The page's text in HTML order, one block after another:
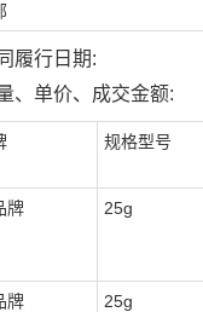
履行日期:
、单价、成交金额:
规格型号
牌 25g
牌 25g